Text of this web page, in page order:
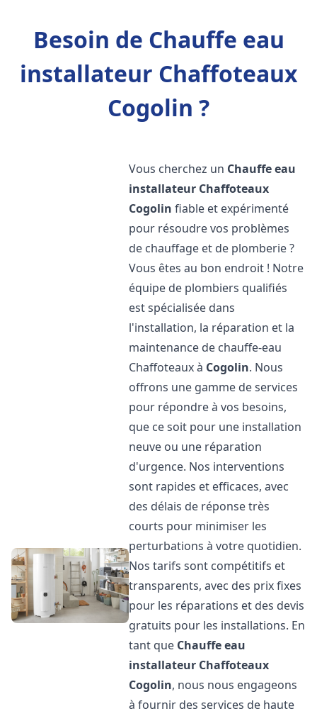
Besoin de Chauffe eau
installateur Chaffoteaux
Cogolin ?
Vous cherchez un Chauffe eau
installateur Chaffoteaux
Cogolin fiable et expérimenté
pour résoudre vos problèmes
de chauffage et de plomberie ?
Vous êtes au bon endroit ! Notre
équipe de plombiers qualifiés
est spécialisée dans
l'installation, la réparation et la
maintenance de chauffe-eau
Chaffoteaux à Cogolin. Nous
offrons une gamme de services
pour répondre à vos besoins,
que ce soit pour une installation
neuve ou une réparation
d'urgence. Nos interventions
sont rapides et efficaces, avec
des délais de réponse très
courts pour minimiser les
perturbations à votre quotidien.
Nos tarifs sont compétitifs et
transparents, avec des prix fixes
pour les réparations et des devis
gratuits pour les installations. En
tant que Chauffe eau
installateur Chaffoteaux
Cogolin, nous nous engageons
à fournir des services de haute